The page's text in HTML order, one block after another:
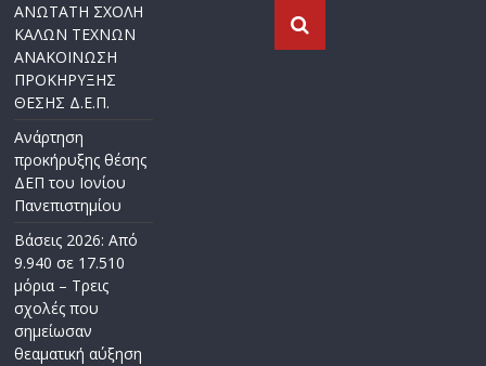
ΑΝΩΤΑΤΗ ΣΧΟΛΗ
ΚΑΛΩΝ ΤΕΧΝΩΝ
ΑΝΑΚΟΙΝΩΣΗ
ΠΡΟΚΗΡΥΞΗΣ
ΘΕΣΗΣ Δ.Ε.Π.
Ανάρτηση
προκήρυξης θέσης
ΔΕΠ του Ιονίου
Πανεπιστημίου
Βάσεις 2026: Από
9.940 σε 17.510
μόρια – Τρεις
σχολές που
σημείωσαν
θεαματική αύξηση